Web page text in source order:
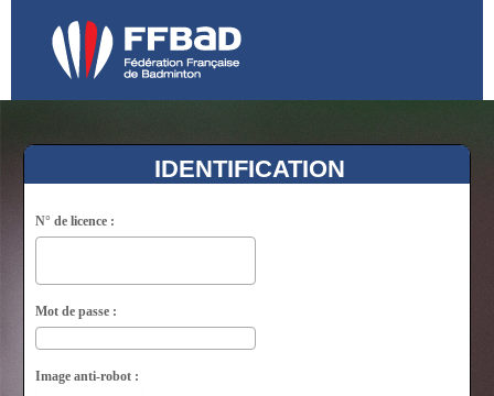
IDENTIFICATION
N° de licence :
Mot de passe :
Image anti-robot :